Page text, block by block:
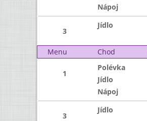
Nápoj
3
Jídlo
Menu Chod
1
Polévka
Jídlo
Nápoj
3
Jídlo